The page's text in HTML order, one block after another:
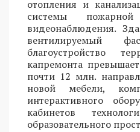
отопления и
системы
видеонаблюдения.
вентилируемый
благоустройство
капремонта
почти 12 млн.
новой мебели,
интерактивного
кабинетов
образовательного